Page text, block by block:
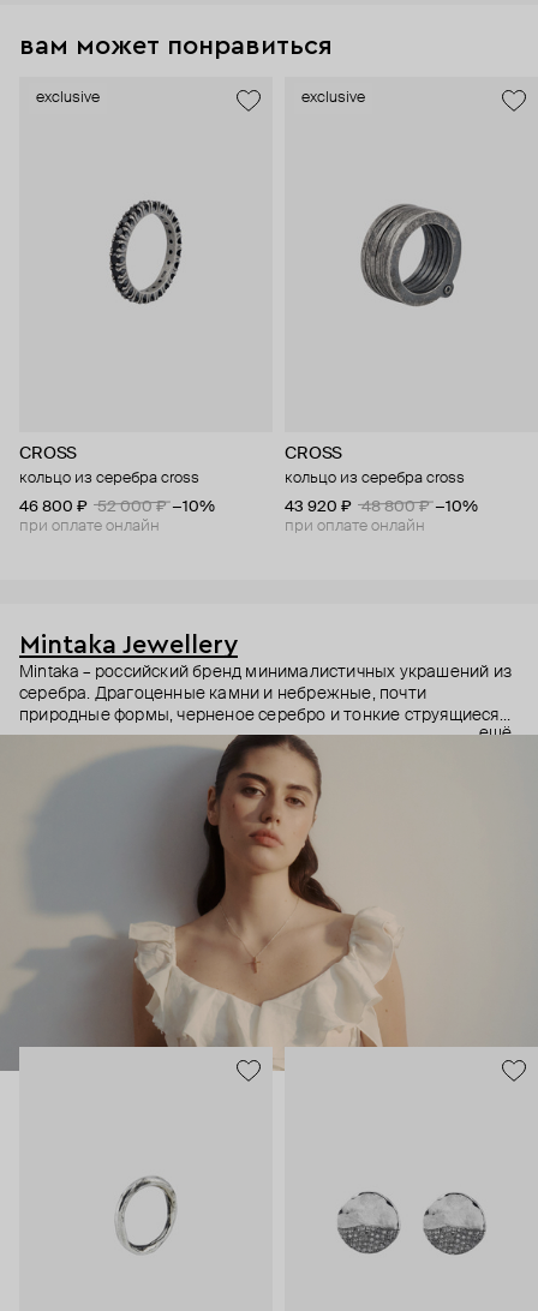
вам может понравиться
exclusive
CROSS
кольцо из серебра cross
46 800 ₽
52 000 ₽ −10%
при оплате онлайн
exclusive
CROSS
кольцо из серебра cross
43 920 ₽
48 800 ₽ −10%
при оплате онлайн
Mintaka Jewellery
Mintaka – российский бренд минималистичных украшений из
серебра. Драгоценные камни и небрежные, почти
природные формы, черненое серебро и тонкие струящиеся
цепи – в этих украшениях дизайнеры соединили силу и
нежность, авангардные детали и классический дизайн.
Какую часть вашего характера они подчеркнут? Выбор за
ещё